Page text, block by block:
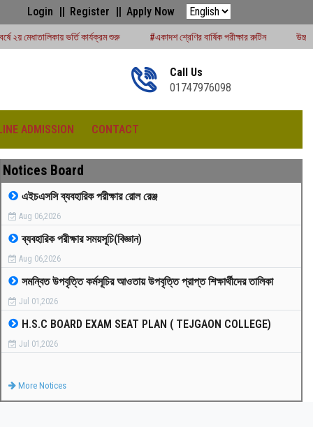
Login Register Apply Now
শুরু #একাদশ শ্রেণির বার্ষিক পরীক্ষার রুটিন উচ্চমাধ্যমিক সেশন (২০২৪-২৫)
Call Us
01747976098
ADMISSION CONTACT
প্রতিযোগিতা -২০২৫
Notices Board
এইচএসসি ব্যবহারিক পরীক্ষার রোল রেঞ্জ
Aug 06,2026
ব্যবহারিক পরীক্ষার সময়সূচি(বিজ্ঞান)
Aug 06,2026
সমন্বিত উপবৃত্তি কর্মসূচির আওতায় উপবৃত্তি প্রাপ্ত শিক্ষার্থীদের তালিকা
Jul 01,2026
H.S.C BOARD EXAM SEAT PLAN ( TEJGAON COLLEGE)
Jul 01,2026
More Notices